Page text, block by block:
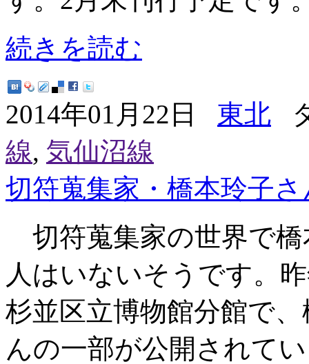
続きを読む
2014年01月22日 東北
線, 気仙沼線
切符蒐集家・橋本玲子
切符蒐集家の世界で
人はいないそうです。
杉並区立博物館分館で
んの一部が公開されて